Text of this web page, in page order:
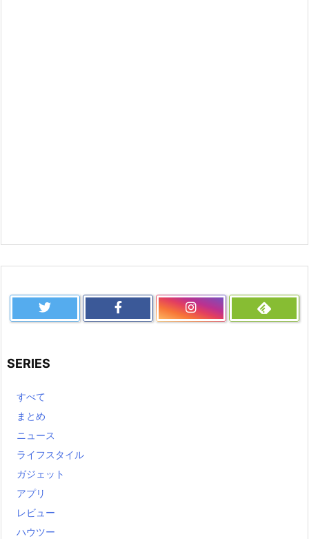
SERIES
すべて
まとめ
ニュース
ライフスタイル
ガジェット
アプリ
レビュー
ハウツー